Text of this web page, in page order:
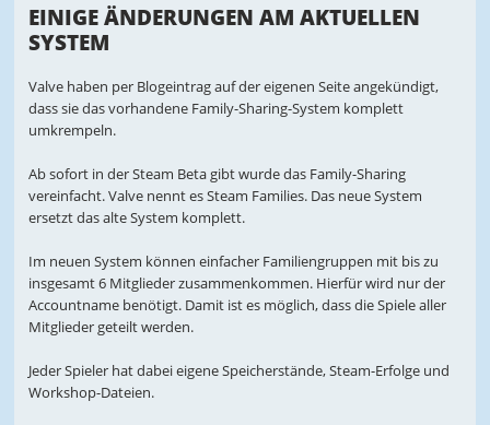
EINIGE ÄNDERUNGEN AM AKTUELLEN
SYSTEM
Valve haben per Blogeintrag auf der eigenen Seite angekündigt,
dass sie das vorhandene Family-Sharing-System komplett
umkrempeln.
Ab sofort in der Steam Beta gibt wurde das Family-Sharing
vereinfacht. Valve nennt es Steam Families. Das neue System
ersetzt das alte System komplett.
Im neuen System können einfacher Familiengruppen mit bis zu
insgesamt 6 Mitglieder zusammenkommen. Hierfür wird nur der
Accountname benötigt. Damit ist es möglich, dass die Spiele aller
Mitglieder geteilt werden.
Jeder Spieler hat dabei eigene Speicherstände, Steam-Erfolge und
Workshop-Dateien.